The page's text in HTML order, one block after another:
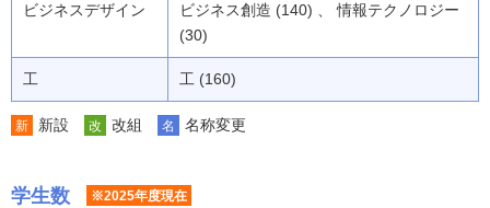
ビジネスデザイン
ビジネス創造 (140) 、 情報テクノロジー
(30)
工 工 (160)
新 新設 改 改組 名 名称変更
学生数 ※2025年度現在